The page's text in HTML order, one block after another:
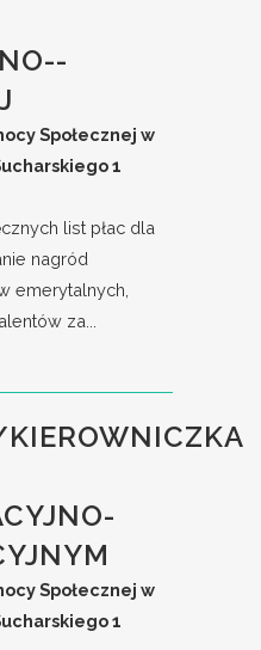
Społecznej w
1
list płac dla
nagród
emerytalnych,
za...
Społecznej w
1